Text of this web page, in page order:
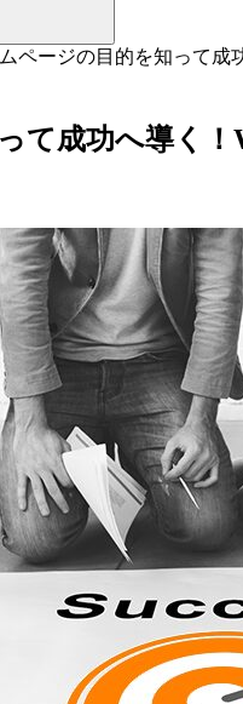
ページの目的を知って成
て成功へ導く